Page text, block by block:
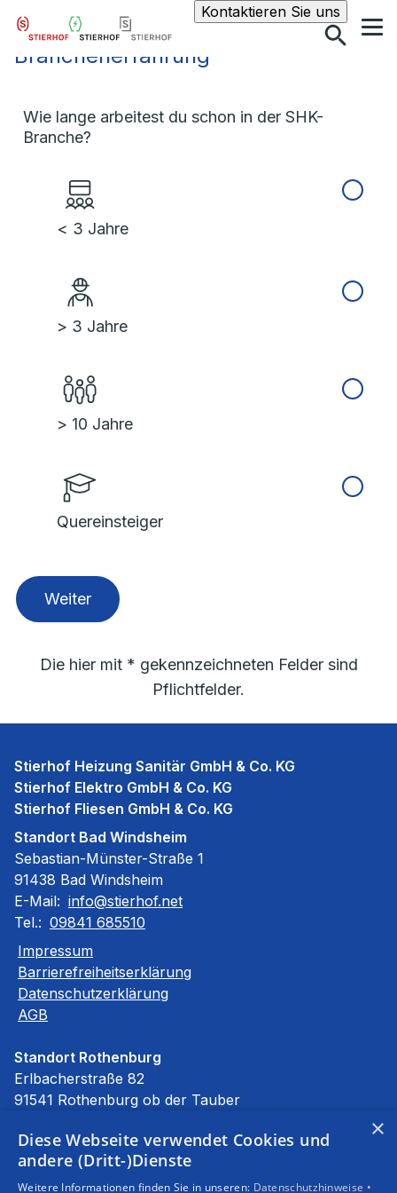
Kontaktieren Sie unsSuche
Branchenerfahrung
Wie lange arbeitest du schon in der SHK-
Branche?
< 3 Jahre
> 3 Jahre
> 10 Jahre
Quereinsteiger
Weiter
Die hier mit * gekennzeichneten Felder sind
Pflichtfelder.
Stierhof Heizung Sanitär GmbH & Co. KG
Stierhof Elektro GmbH & Co. KG
Stierhof Fliesen GmbH & Co. KG
Standort Bad Windsheim
Sebastian-Münster-Straße 1
91438 Bad Windsheim
E-Mail: info@stierhof.net
Tel.: 09841 685510
Impressum
Barrierefreiheitserklärung
Datenschutzerklärung
AGB
Standort Rothenburg
Erlbacherstraße 82
91541 Rothenburg ob der Tauber
Tel.: 09861 94590
Unsere Bereiche
×
Diese Webseite verwendet Cookies und
andere (Dritt-)Dienste
Weitere Informationen finden Sie in unseren: Datenschutzhinweise •